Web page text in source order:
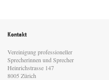
Kontakt
Vereinigung professioneller
Sprecherinnen und Sprecher
Heinrichstrasse 147
8005 Zürich